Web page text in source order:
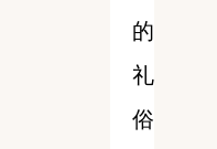
的
礼
俗